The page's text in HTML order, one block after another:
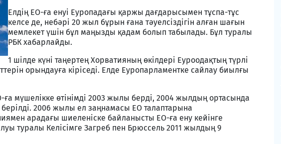
Елдің ЕО-ға енуі Еуропадағы қаржы дағдарысымен тұспа-тұс
келсе де, небәрі 20 жыл бұрын ғана тәуелсіздігін алған шағын
мемлекет үшін бұл маңызды қадам болып табылады. Бұл туралы
РБК хабарлайды.
1 шілде күні таңертең Хорватияның өкілдері Еуроодақтың түрлі
орындауға кіріседі. Елде Еуропарламентке сайлау биылғы
ға мүшелікке өтінімді 2003 жылы берді, 2004 жылдың ортасында
берілді. 2006 жылы ел заңнамасы ЕО талаптарына
арадағы шиеленіске байланысты ЕО-ға ену кейінге
туралы Келісімге Загреб пен Брюссель 2011 жылдың 9